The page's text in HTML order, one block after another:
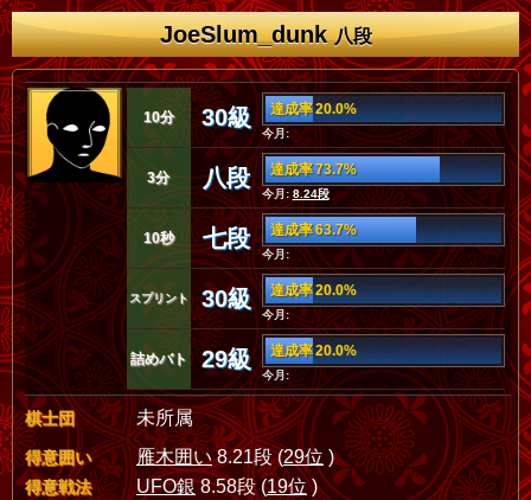
JoeSlum_dunk八段
10分 30級 達成率 20.0%
今月:
3分 八段 達成率 73.7%
今月:8.24段
10秒 七段 達成率 63.7%
今月:
スプリント 30級 達成率 20.0%
今月:
詰めバト 29級 達成率 20.0%
今月:
棋士団 未所属
得意囲い 雁木囲い8.21段 (29位 )
得意戦法 UFO銀8.58段 (19位)